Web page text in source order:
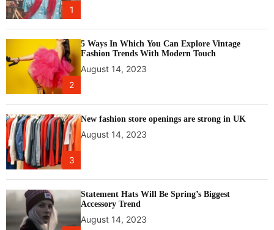
1
2
5 Ways In Which You Can Explore Vintage
Fashion Trends With Modern Touch
August 14, 2023
3
New fashion store openings are strong in UK
August 14, 2023
Statement Hats Will Be Spring’s Biggest
Accessory Trend
August 14, 2023